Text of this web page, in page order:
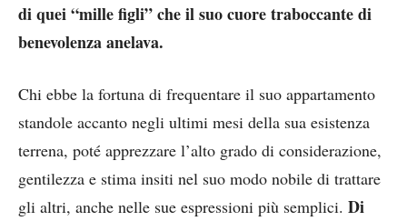
di quei “mille figli” che il suo cuore traboccante di
benevolenza anelava.
Chi ebbe la fortuna di frequentare il suo appartamento
standole accanto negli ultimi mesi della sua esistenza
terrena, poté apprezzare l’alto grado di considerazione,
gentilezza e stima insiti nel suo modo nobile di trattare
gli altri, anche nelle sue espressioni più semplici. Di